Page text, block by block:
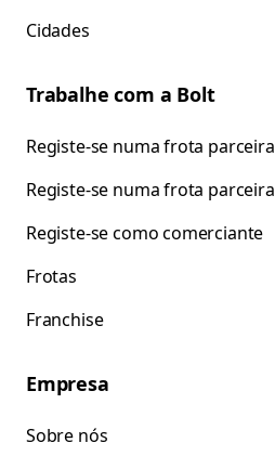
Cidades
Trabalhe com a Bolt
Registe-se numa frota parceira
Registe-se numa frota parceira
Registe-se como comerciante
Frotas
Franchise
Empresa
Sobre nós